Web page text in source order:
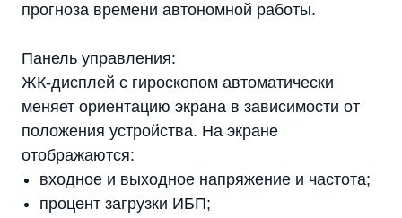
прогноза времени автономной работы.
Панель управления:
ЖК-дисплей с гироскопом автоматически
меняет ориентацию экрана в зависимости от
положения устройства. На экране
отображаются:
входное и выходное напряжение и частота;
процент загрузки ИБП;